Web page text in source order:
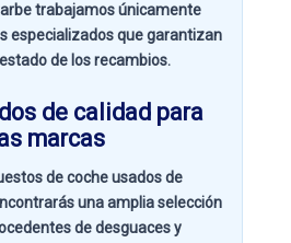
trabajamos únicamente
especializados que garantizan
de los recambios.
de calidad para
marcas
de coche usados de
una amplia selección
de desguaces y